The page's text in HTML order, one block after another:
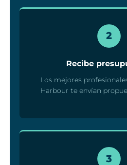
2
Recibe
Los mejores
Harbour te envían
3